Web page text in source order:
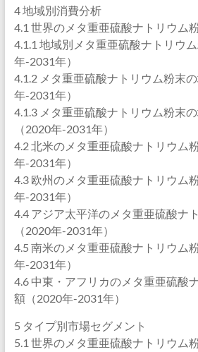
4 地域別消費分析
4.1 世界のメタ重亜硫酸ナトリウム
4.1.1 地域別メタ重亜硫酸ナトリウ
年-2031年）
4.1.2 メタ重亜硫酸ナトリウム粉末
年-2031年）
4.1.3 メタ重亜硫酸ナトリウム粉末
（2020年-2031年）
4.2 北米のメタ重亜硫酸ナトリウム
年-2031年）
4.3 欧州のメタ重亜硫酸ナトリウム
年-2031年）
4.4 アジア太平洋のメタ重亜硫酸ナ
（2020年-2031年）
4.5 南米のメタ重亜硫酸ナトリウム
年-2031年）
4.6 中東・アフリカのメタ重亜硫酸
額（2020年-2031年）
5 タイプ別市場セグメント
5.1 世界のメタ重亜硫酸ナトリウム